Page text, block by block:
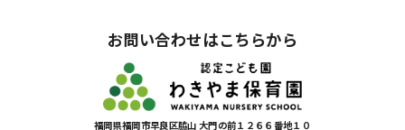
お問い合わせはこちらから
福岡県福岡市早良区脇山 大門の前１２６６番地１０